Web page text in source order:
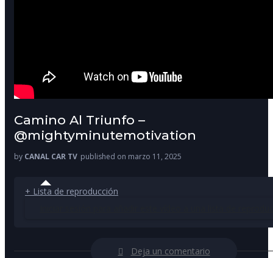
Camino Al Triunfo –
@mightyminutemotivation
by CANAL CAR TV published on marzo 11, 2025
+ Lista de reproducción
Deja un comentario